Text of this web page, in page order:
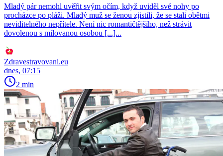
Mladý pár nemohl uvěřit svým očím, když uviděl své nohy po
procházce po pláži. Mladý muž se ženou zjistili, že se stali obětmi
neviditelného nepřítele. Není nic romantičtějšího, než strávit
dovolenou s milovanou osobou [...]...
Zdravestravovani.eu
dnes, 07:15
2 min